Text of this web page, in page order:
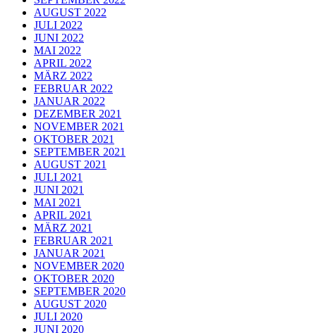
AUGUST 2022
JULI 2022
JUNI 2022
MAI 2022
APRIL 2022
MÄRZ 2022
FEBRUAR 2022
JANUAR 2022
DEZEMBER 2021
NOVEMBER 2021
OKTOBER 2021
SEPTEMBER 2021
AUGUST 2021
JULI 2021
JUNI 2021
MAI 2021
APRIL 2021
MÄRZ 2021
FEBRUAR 2021
JANUAR 2021
NOVEMBER 2020
OKTOBER 2020
SEPTEMBER 2020
AUGUST 2020
JULI 2020
JUNI 2020